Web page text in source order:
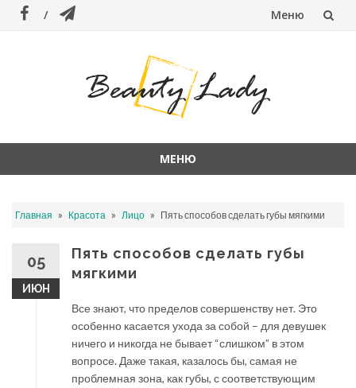
Меню
МЕНЮ
содержанию
Главная » Красота » Лицо » Пять способов сделать губы мягкими
05
ИЮН
Пять способов сделать губы
мягкими
Все знают, что пределов совершенству нет. Это
особенно касается ухода за собой – для девушек
ничего и никогда не бывает “слишком” в этом
вопросе. Даже такая, казалось бы, самая не
проблемная зона, как губы, с соответствующим